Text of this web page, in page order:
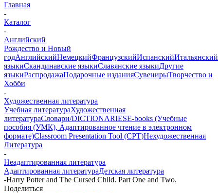
Главная
-
Каталог
-
Английский
Рождество и Новый
годАнглийскийНемецкийФранцузскийИспанскийИтальянский
языкиСкандинавские языкиСлавянские языкиДругие
языкиРаспродажаПодарочные изданияСувенирыТворчество и
Хобби
-
Художественная литература
Учебная литератураХудожественная
литератураСловари/DICTIONARIESE-books (Учебные
пособия (УМК), Адаптированное чтение в электронном
формате)Classroom Presentation Tool (CPT)Нехудожественная
Литература
-
Неадаптированная литература
Адаптированная литератураДетская литература
-Harry Potter and The Cursed Child. Part One and Two.
Поделиться